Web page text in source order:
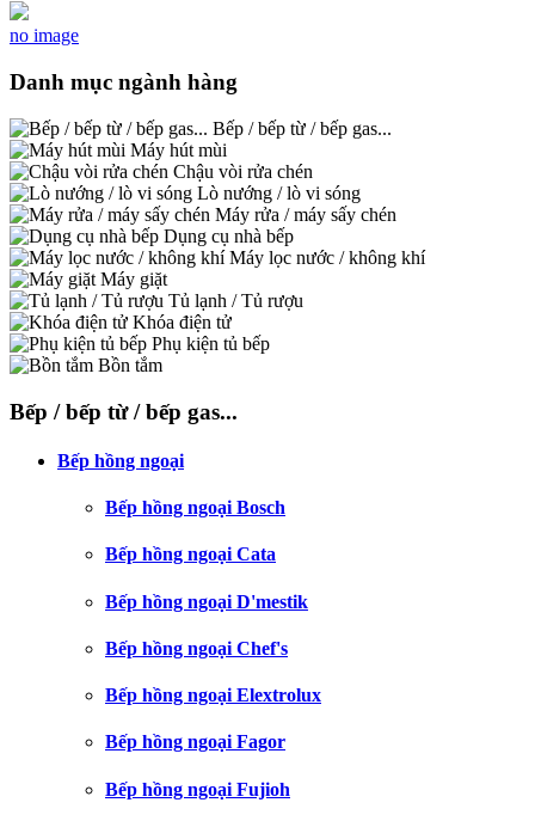
no image
Danh mục ngành hàng
Bếp / bếp từ / bếp gas...
Máy hút mùi
Chậu vòi rửa chén
Lò nướng / lò vi sóng
Máy rửa / máy sấy chén
Dụng cụ nhà bếp
Máy lọc nước / không khí
Máy giặt
Tủ lạnh / Tủ rượu
Khóa điện tử
Phụ kiện tủ bếp
Bồn tắm
Bếp / bếp từ / bếp gas...
Bếp hồng ngoại
Bếp hồng ngoại Bosch
Bếp hồng ngoại Cata
Bếp hồng ngoại D'mestik
Bếp hồng ngoại Chef's
Bếp hồng ngoại Elextrolux
Bếp hồng ngoại Fagor
Bếp hồng ngoại Fujioh